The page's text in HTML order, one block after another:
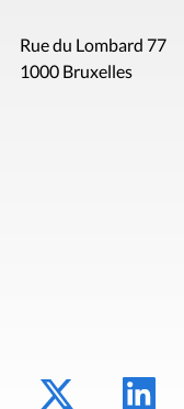
Rue du Lombard 77
1000 Bruxelles